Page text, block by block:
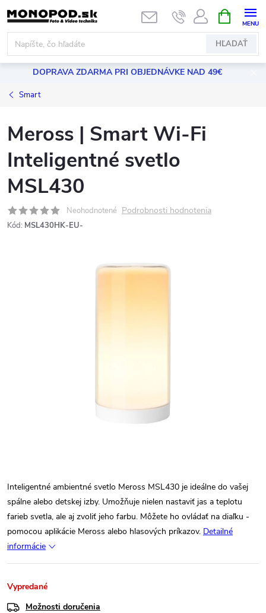
Prejsť
na
obsah
HĽADAŤ
KOŠÍK
DOPRAVA ZDARMA PRI OBJEDNÁVKE NAD 49€
Smart
Meross | Smart Wi-Fi
Inteligentné svetlo
MSL430
Neohodnotené Podrobnosti hodnotenia
Kód: MSL430HK-EU-
Inteligentné ambientné svetlo Meross MSL430 je ideálne do vašej
spálne alebo detskej izby. Umožňuje nielen nastaviť jas a teplotu
farieb svetla, ale aj zvoliť jeho farbu. Môžete ho ovládať na diaľku -
pomocou aplikácie Meross alebo hlasových príkazov. Detailné
informácie
Vypredané
Možnosti doručenia